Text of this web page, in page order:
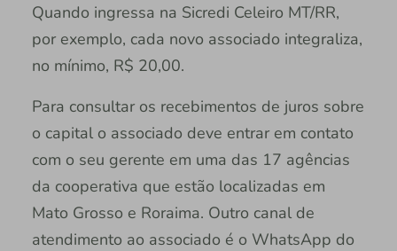
Quando ingressa na Sicredi Celeiro MT/RR,
por exemplo, cada novo associado integraliza,
no mínimo, R$ 20,00.
Para consultar os recebimentos de juros sobre
o capital o associado deve entrar em contato
com o seu gerente em uma das 17 agências
da cooperativa que estão localizadas em
Mato Grosso e Roraima. Outro canal de
atendimento ao associado é o WhatsApp do